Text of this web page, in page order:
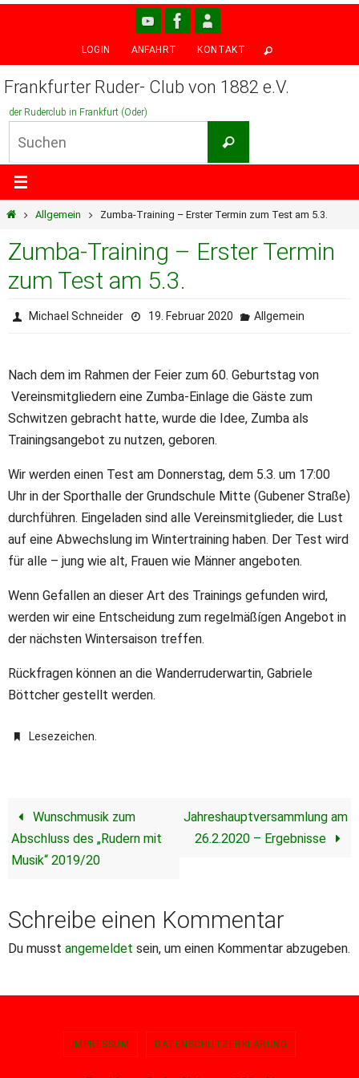
LOGIN ANFAHRT KONTAKT
Frankfurter Ruder- Club von 1882 e.V.
der Ruderclub in Frankfurt (Oder)
Suchen
StartAllgemein Zumba-Training – Erster Termin zum Test am 5.3.
Zumba-Training – Erster Termin
zum Test am 5.3.
Michael Schneider 19. Februar 2020 Allgemein
Nach dem im Rahmen der Feier zum 60. Geburtstag von
Vereinsmitgliedern eine Zumba-Einlage die Gäste zum
Schwitzen gebracht hatte, wurde die Idee, Zumba als
Trainingsangebot zu nutzen, geboren.
Wir werden einen Test am Donnerstag, dem 5.3. um 17:00
Uhr in der Sporthalle der Grundschule Mitte (Gubener Straße)
durchführen. Eingeladen sind alle Vereinsmitglieder, die Lust
auf eine Abwechslung im Wintertraining haben. Der Test wird
für alle – jung wie alt, Frauen wie Männer angeboten.
Wenn Gefallen an dieser Art des Trainings gefunden wird,
werden wir eine Entscheidung zum regelmäßígen Angebot in
der nächsten Wintersaison treffen.
Rückfragen können an die Wanderruderwartin, Gabriele
Böttcher gestellt werden.
Lesezeichen.
Wunschmusik zum
Abschluss des „Rudern mit
Musik“ 2019/20
Jahreshauptversammlung am
26.2.2020 – Ergebnisse
Schreibe einen Kommentar
Du musst angemeldet sein, um einen Kommentar abzugeben.
IMPRESSUM DATENSCHUTZERKLÄRUNG